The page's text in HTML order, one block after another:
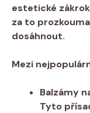
estetické
za to
dosáhnout.
Mezi
Balzámy
Tyto